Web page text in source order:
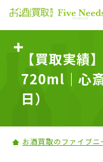
【買取実績
720ml｜心
日）
お酒買取のファイブニ